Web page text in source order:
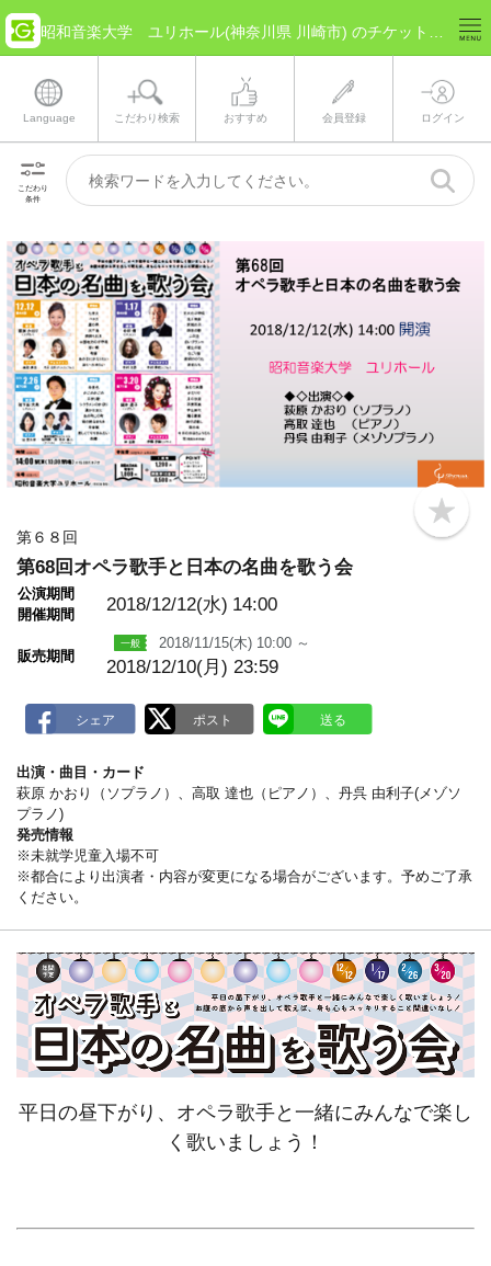
Language こだわり検索 おすすめ 会員登録 ログイン
こだわり
条件
b
o
第６８回
第68回オペラ歌手と日本の名曲を歌う会
公演期間
開催期間
2018/12/12(水) 14:00
販売期間
2018/11/15(木) 10:00 ～
2018/12/10(月) 23:59
出演・曲目・カード
萩原 かおり（ソプラノ）、高取 達也（ピアノ）、丹呉 由利子(メゾソ
プラノ)
発売情報
※未就学児童入場不可
※都合により出演者・内容が変更になる場合がございます。予めご了承
ください。
平日の昼下がり、オペラ歌手と一緒にみんなで楽し
く歌いましょう！